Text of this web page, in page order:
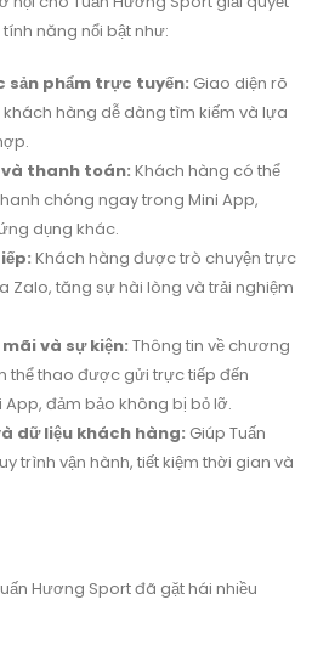
năng nổi bật như:
sản phẩm trực tuyến: Giao diện rõ
hàng dễ dàng tìm kiếm và lựa
thanh toán: Khách hàng có thể
chóng ngay trong Mini App,
dụng khác.
Khách hàng được trò chuyện trực
Zalo, tăng sự hài lòng và trải nghiệm
và sự kiện: Thông tin về chương
thể thao được gửi trực tiếp đến
đảm bảo không bị bỏ lỡ.
dữ liệu khách hàng: Giúp Tuấn
trình vận hành, tiết kiệm thời gian và
Hương Sport đã gặt hái nhiều